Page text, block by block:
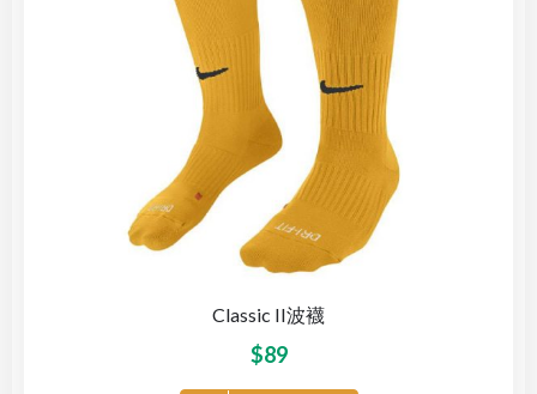
Classic II波襪
$89